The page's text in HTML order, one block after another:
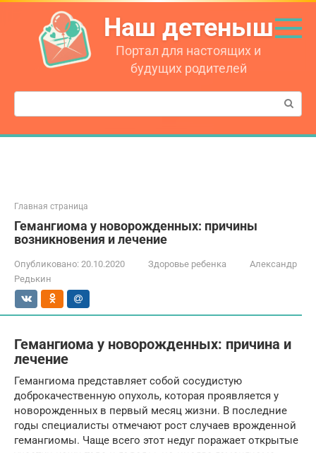
Перейти
контенту
Наш детеныш
Портал для настоящих и
будущих родителей
Поиск:
Главная страница
Гемангиома у новорожденных: причины
возникновения и лечение
Опубликовано: 20.10.2020 Здоровье ребенка
Александр
Редькин
Гемангиома у новорожденных: причина и
лечение
Гемангиома представляет собой сосудистую
доброкачественную опухоль, которая проявляется у
новорожденных в первый месяц жизни. В последние
годы специалисты отмечают рост случаев врожденной
гемангиомы. Чаще всего этот недуг поражает открытые